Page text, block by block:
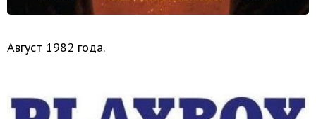
Август 1982 года.